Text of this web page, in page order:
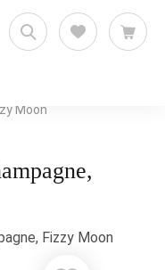
Moon